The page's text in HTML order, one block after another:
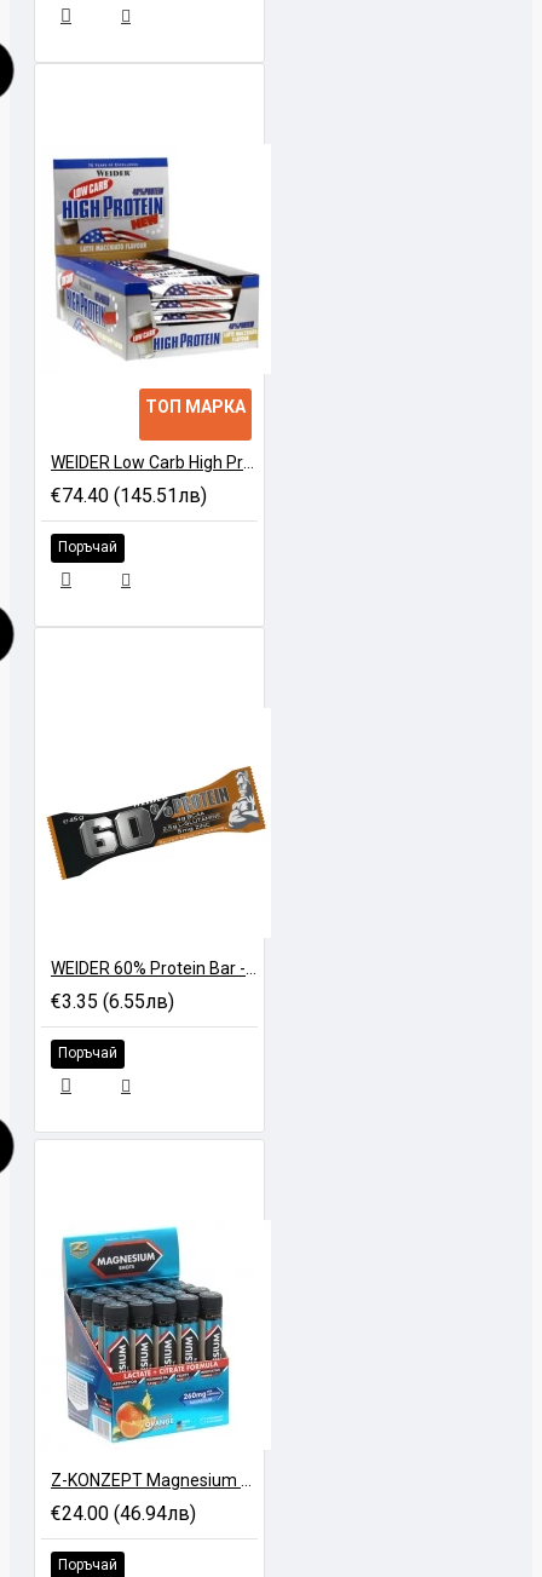
ТОП МАРКА
WEIDER Low Carb High Protein Bar - 24 x 50 gr
€74.40 (145.51лв)
Поръчай
WEIDER 60% Protein Bar - 45 gr
€3.35 (6.55лв)
Поръчай
Z-KONZEPT Magnesium + B6 Shots - 20 x 25 ml
€24.00 (46.94лв)
Поръчай